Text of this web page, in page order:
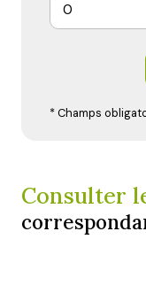
* Champs
Consulter